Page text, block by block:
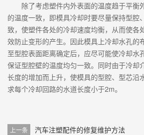
除了考虑塑件内外表面的温度趋于平衡
的温度一致，即模具冷却时要尽量保持型腔
致，使塑件各处的冷却速度均衡，从而使各
效防止变形的产生。因此模具上冷却水孔的
至型腔表面距离确定后，应尽可能使冷却水
保证型腔壁的温度均匀一致。同时由于冷却
长度的增加而上升，使模具的型腔、型芯沿
求每个冷却回路的水道长度小于2m。
上一条 汽车注塑配件的修复维护方法